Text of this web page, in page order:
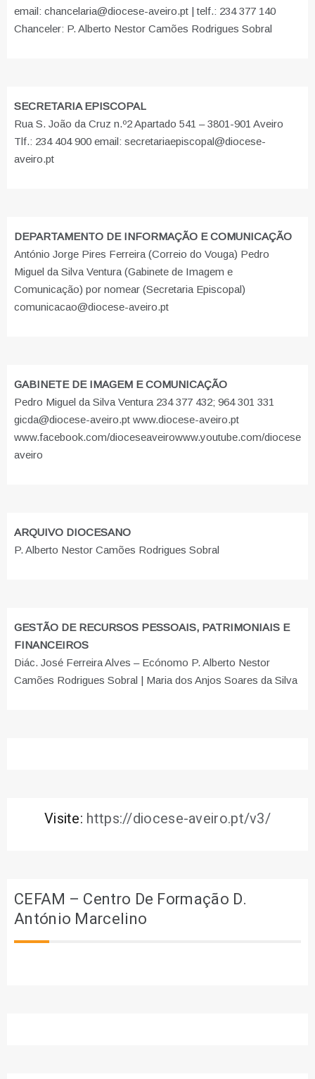
email: chancelaria@diocese-aveiro.pt | telf.: 234 377 140
Chanceler: P. Alberto Nestor Camões Rodrigues Sobral
SECRETARIA EPISCOPAL
Rua S. João da Cruz n.º2 Apartado 541 – 3801-901 Aveiro
Tlf.: 234 404 900 email: secretariaepiscopal@diocese-
aveiro.pt
DEPARTAMENTO DE INFORMAÇÃO E COMUNICAÇÃO
António Jorge Pires Ferreira (Correio do Vouga) Pedro
Miguel da Silva Ventura (Gabinete de Imagem e
Comunicação) por nomear (Secretaria Episcopal)
comunicacao@diocese-aveiro.pt
GABINETE DE IMAGEM E COMUNICAÇÃO
Pedro Miguel da Silva Ventura 234 377 432; 964 301 331
gicda@diocese-aveiro.pt www.diocese-aveiro.pt
www.facebook.com/dioceseaveirowww.youtube.com/diocese
aveiro
ARQUIVO DIOCESANO
P. Alberto Nestor Camões Rodrigues Sobral
GESTÃO DE RECURSOS PESSOAIS, PATRIMONIAIS E
FINANCEIROS
Diác. José Ferreira Alves – Ecónomo P. Alberto Nestor
Camões Rodrigues Sobral | Maria dos Anjos Soares da Silva
Visite: https://diocese-aveiro.pt/v3/
CEFAM – Centro De Formação D.
António Marcelino